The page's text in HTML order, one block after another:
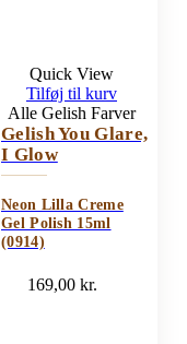
Quick View
Tilføj til kurv
Alle Gelish Farver
Gelish You Glare,
I Glow
Neon Lilla Creme
Gel Polish 15ml
(0914)
169,00kr.